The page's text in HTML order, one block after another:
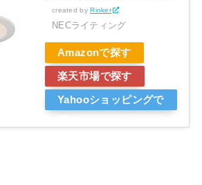
created byRinker
NECライティング
Amazonで探す
楽天市場で探す
Yahooショッピングで